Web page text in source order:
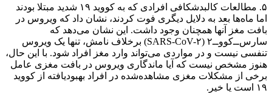
۵. مطالعات کالبدشکافی افرادی که به کووید ۱۹ شدید مبتلا بودند
اما ماه‌ها بعد به دلایل دیگری فوت کردند، نشان داد که ویروس در
بافت مغز آنها همچنان وجود داشت. این نشان می‌دهد که
سارس‌ــ‌کووــ‌۲ (SARS-CoV-۲) برخلاف نامش، تنها یک ویروس
تنفسی نیست و در مواردی می‌تواند وارد مغز افراد شود. با این حال،
هنوز مشخص نیست که آیا ماندگاری ویروس در بافت مغزی عامل
برخی از مشکلات مغزی مشاهده‌شده در افراد بهبودیافته از کووید
۱۹ است یا خیر.